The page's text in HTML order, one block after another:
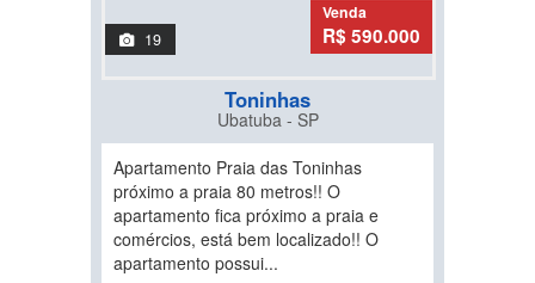
19
Venda
R$ 590.000
Toninhas
Ubatuba - SP
Apartamento Praia das Toninhas
próximo a praia 80 metros!! O
apartamento fica próximo a praia e
comércios, está bem localizado!! O
apartamento possui...